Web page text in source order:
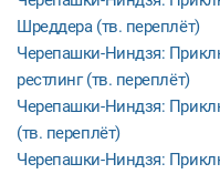
Шреддера (тв. переплёт)
Черепашки-Ниндзя:
рестлинг (тв. переплёт)
Черепашки-Ниндзя:
(тв. переплёт)
Черепашки-Ниндзя: